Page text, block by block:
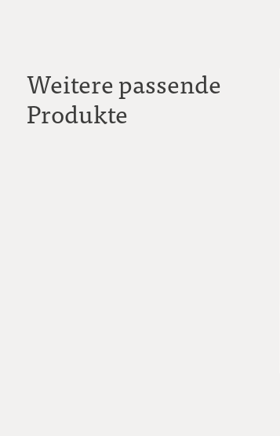
Weitere passende
Produkte